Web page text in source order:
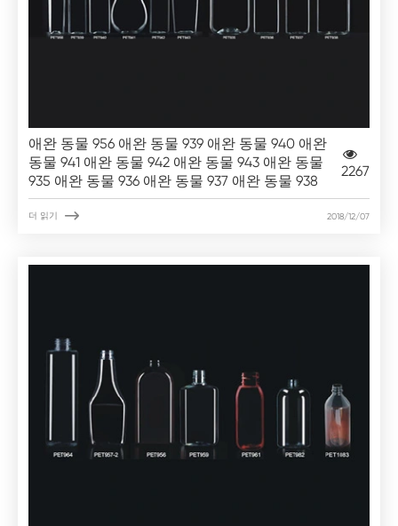
애완 동물 956 애완 동물 939 애완 동물 940 애완
동물 941 애완 동물 942 애완 동물 943 애완 동물
935 애완 동물 936 애완 동물 937 애완 동물 938
2267
더 읽기  2018/12/07